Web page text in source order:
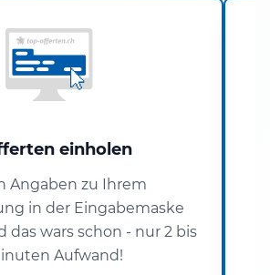
einholen
Angaben zu Ihrem
in der Eingabemaske
wars schon - nur 2 bis
Aufwand!